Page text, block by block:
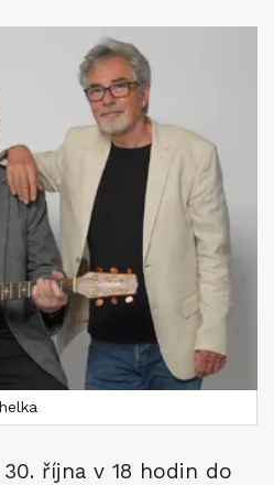
října v 18 hodin do